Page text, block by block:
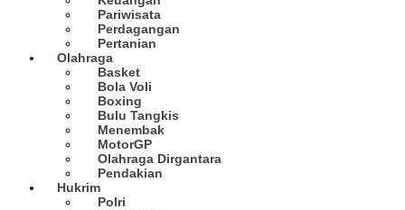
Pariwisata
Perdagangan
Pertanian
Olahraga
Basket
Bola Voli
Boxing
Bulu Tangkis
Menembak
MotorGP
Olahraga Dirgantara
Pendakian
Hukrim
Polri